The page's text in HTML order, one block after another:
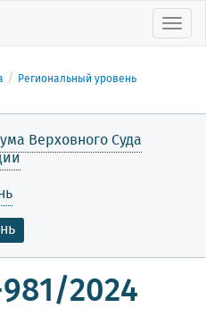
Региональный уровень
Верховного Суда
2024